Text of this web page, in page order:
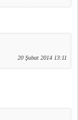
20 Şubat 2014 13:11